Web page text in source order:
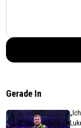
Gerade In